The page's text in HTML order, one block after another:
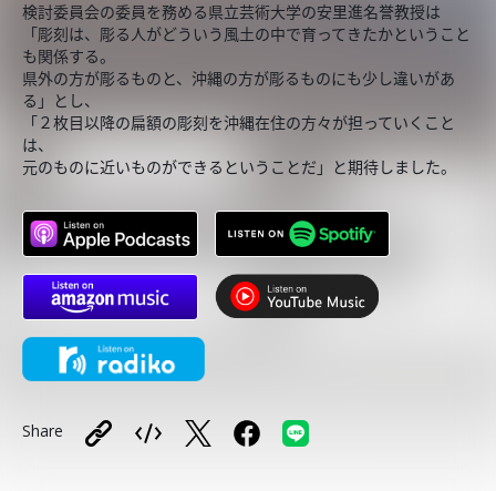
検討委員会の委員を務める県立芸術大学の安里進名誉教授は
「彫刻は、彫る人がどういう風土の中で育ってきたかということ
も関係する。
県外の方が彫るものと、沖縄の方が彫るものにも少し違いがあ
る」とし、
「２枚目以降の扁額の彫刻を沖縄在住の方々が担っていくこと
は、
元のものに近いものができるということだ」と期待しました。
Share